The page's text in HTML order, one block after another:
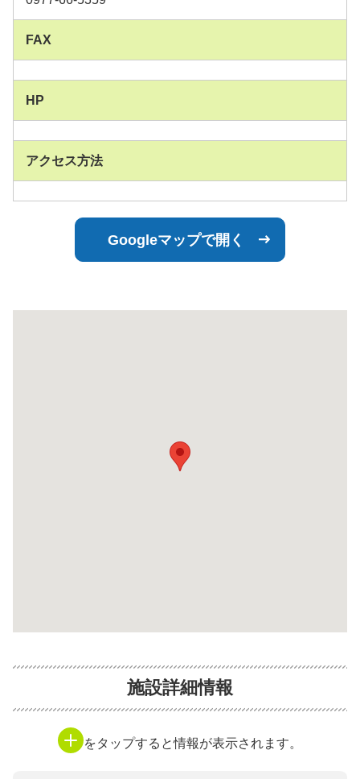
FAX
HP
アクセス方法
Googleマップで開く
施設詳細情報
をタップすると情報が表示されます。